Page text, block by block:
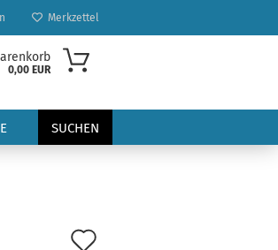
Merkzettel
0,00 EUR
SUCHEN